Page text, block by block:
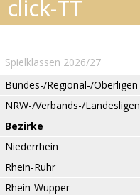
Spielklassen 2026/27
Bundes-/Regional-/Oberligen
NRW-/Verbands-/Landesligen
Bezirke
Niederrhein
Rhein-Ruhr
Rhein-Wupper